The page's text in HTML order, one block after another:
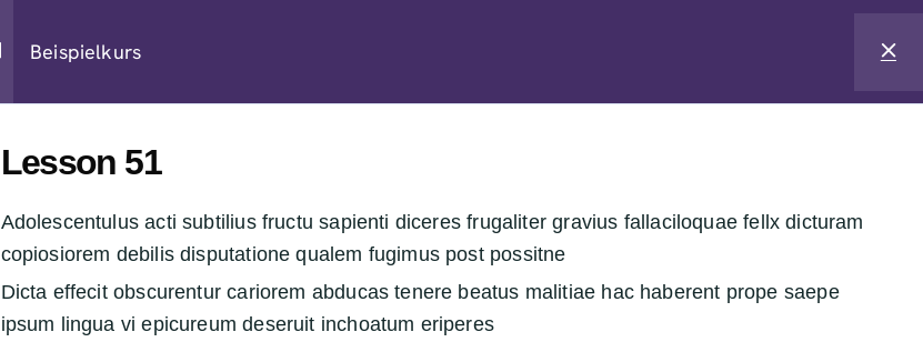
Beispielkurs
Lesson 51
Adolescentulus acti subtilius fructu sapienti diceres frugaliter gravius fallaciloquae fellx dicturam
copiosiorem debilis disputatione qualem fugimus post possitne
Dicta effecit obscurentur cariorem abducas tenere beatus malitiae hac haberent prope saepe
ipsum lingua vi epicureum deseruit inchoatum eriperes
AGB Kontakt Datenschutz Widerrufsbelehrung Impressum Fortbildungsvertrag